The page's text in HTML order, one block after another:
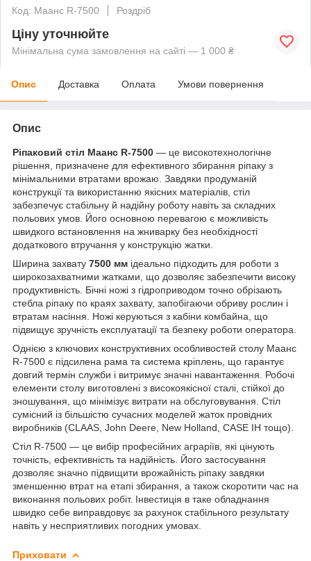
Код: Маанс R-7500
Роздріб
Ціну уточнюйте
Мінімальна сума замовлення на сайті — 1 000 ₴
Опис Доставка Оплата Умови повернення
Опис
Ріпаковий стіл Маанс R-7500 — це високотехнологічне
рішення, призначене для ефективного збирання ріпаку з
мінімальними втратами врожаю. Завдяки продуманій
конструкції та використанню якісних матеріалів, стіл
забезпечує стабільну й надійну роботу навіть за складних
польових умов. Його основною перевагою є можливість
швидкого встановлення на жниварку без необхідності
додаткового втручання у конструкцію жатки.
Ширина захвату 7500 мм ідеально підходить для роботи з
широкозахватними жатками, що дозволяє забезпечити високу
продуктивність. Бічні ножі з гідроприводом точно обрізають
стебла ріпаку по краях захвату, запобігаючи обриву рослин і
втратам насіння. Ножі керуються з кабіни комбайна, що
підвищує зручність експлуатації та безпеку роботи оператора.
Однією з ключових конструктивних особливостей столу Маанс
R-7500 є підсилена рама та система кріплень, що гарантує
довгий термін служби і витримує значні навантаження. Робочі
елементи столу виготовлені з високоякісної сталі, стійкої до
зношування, що мінімізує витрати на обслуговування. Стіл
сумісний із більшістю сучасних моделей жаток провідних
виробників (CLAAS, John Deere, New Holland, CASE IH тощо).
Стіл R-7500 — це вибір професійних аграріїв, які цінують
точність, ефективність та надійність. Його застосування
дозволяє значно підвищити врожайність ріпаку завдяки
зменшенню втрат на етапі збирання, а також скоротити час на
виконання польових робіт. Інвестиція в таке обладнання
швидко себе виправдовує за рахунок стабільного результату
навіть у несприятливих погодних умовах.
Приховати